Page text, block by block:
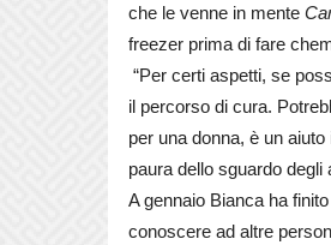
che le venne in mente
freezer prima di fare
“Per certi aspetti, se
il percorso di cura.
per una donna, è un
paura dello sguardo degli
A gennaio Bianca ha
conoscere ad altre